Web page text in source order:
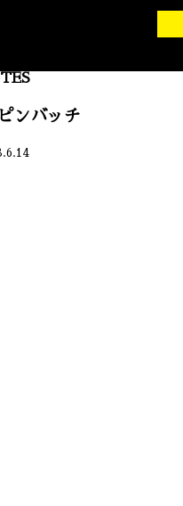
ンバッチ